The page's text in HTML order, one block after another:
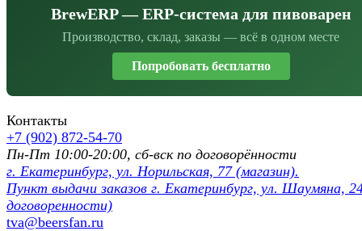
BrewERP — ERP-система для пивоварен
Производство, склад, заказы — всё в одном месте
Попробовать бесплатно
Контакты
+7 (902) 872-54-70
Пн-Пт 10:00-20:00, сб-вск по договорённости
г. Екатеринбург, ул. Норильская, 77 (магазин).
Пункт выдачи заказов г. Екатеринбург, ул. Шаумяна,
договоренности)
tva@beersfan.ru